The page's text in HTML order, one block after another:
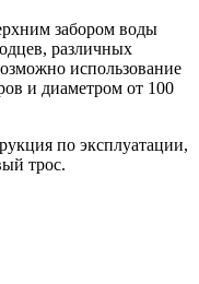
забором воды
различных
использование
и диаметром от 100
по эксплуатации,
трос.